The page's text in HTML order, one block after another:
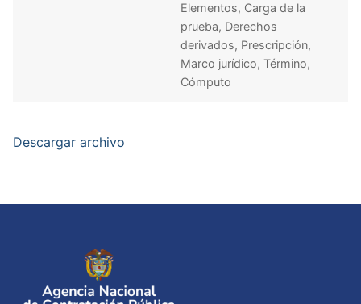
Elementos, Carga de la
prueba, Derechos
derivados, Prescripción,
Marco jurídico, Término,
Cómputo
Descargar archivo